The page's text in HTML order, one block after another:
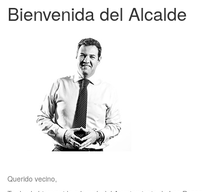
Bienvenida del Alcalde
Querido vecino,